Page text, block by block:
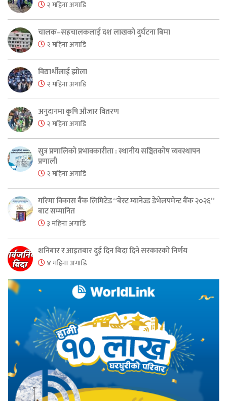
२ महिना अगाडि
चालक–सहचालकलाई दश लाखको दुर्घटना बिमा
२ महिना अगाडि
विद्यार्थीलाई झोला
२ महिना अगाडि
अनुदानमा कृषि औजार वितरण
२ महिना अगाडि
सुत्र प्रणालिको प्रभावकारीता : स्थानीय सञ्चितकोष व्यवस्थापन
प्रणाली
२ महिना अगाडि
गरिमा विकास बैंक लिमिटेड “बेस्ट म्यानेज्ड डेभेलपमेन्ट बैंक २०२६”
बाट सम्मानित
३ महिना अगाडि
शनिबार र आइतबार दुई दिन बिदा दिने सरकारको निर्णय
४ महिना अगाडि